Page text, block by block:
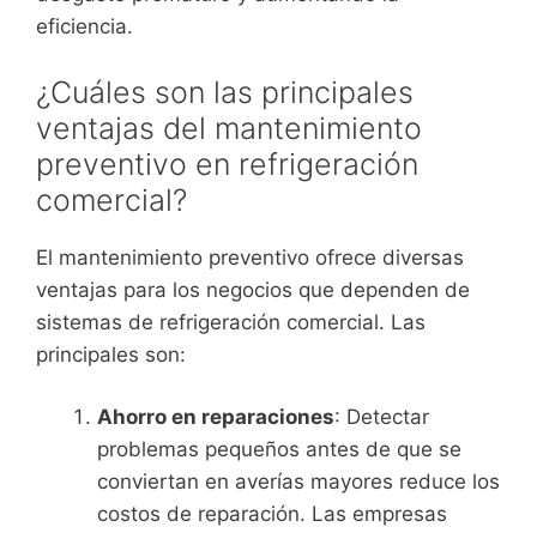
eficiencia.
¿Cuáles son las principales
ventajas del mantenimiento
preventivo en refrigeración
comercial?
El mantenimiento preventivo ofrece diversas
ventajas para los negocios que dependen de
sistemas de refrigeración comercial. Las
principales son:
Ahorro en reparaciones: Detectar
problemas pequeños antes de que se
conviertan en averías mayores reduce los
costos de reparación. Las empresas